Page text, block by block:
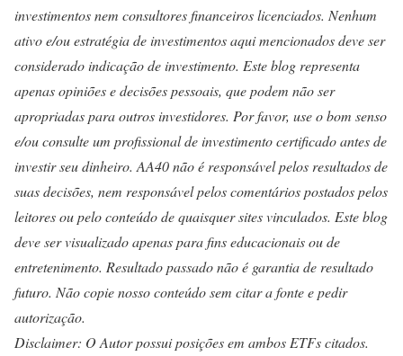
investimentos nem consultores financeiros licenciados. Nenhum
ativo e/ou estratégia de investimentos aqui mencionados deve ser
considerado indicação de investimento. Este blog representa
apenas opiniões e decisões pessoais, que podem não ser
apropriadas para outros investidores. Por favor, use o bom senso
e/ou consulte um profissional de investimento certificado antes de
investir seu dinheiro. AA40 não é responsável pelos resultados de
suas decisões, nem responsável pelos comentários postados pelos
leitores ou pelo conteúdo de quaisquer sites vinculados. Este blog
deve ser visualizado apenas para fins educacionais ou de
entretenimento. Resultado passado não é garantia de resultado
futuro. Não copie nosso conteúdo sem citar a fonte e pedir
autorização.
Disclaimer: O Autor possui posições em ambos ETFs citados.